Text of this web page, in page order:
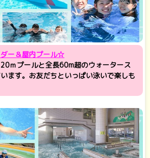
ー＆屋内プール☆
ｍプールと全長60m超のウォータース
ます。お友だちといっぱい泳いで楽しも